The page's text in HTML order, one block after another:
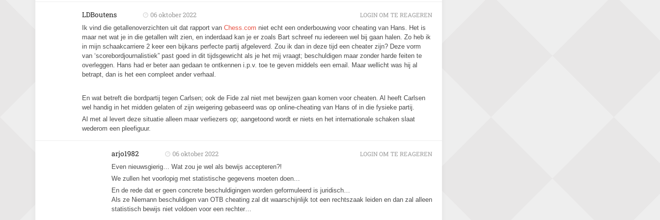
LDBoutens 06 oktober 2022
Ik vind die getallenoverzichten uit dat rapport van Chess.com niet echt een onderbouwing voor cheating van Hans. Het is
maar net wat je in die getallen wilt zien, en inderdaad kan je er zoals Bart schreef nu iedereen wel bij gaan halen. Zo heb ik
in mijn schaakcarriere 2 keer een bijkans perfecte partij afgeleverd. Zou ik dan in deze tijd een cheater zijn? Deze vorm
van ‘scorebordjournalistiek” past goed in dit tijdsgewricht als je het mij vraagt; beschuldigen maar zonder harde feiten te
overleggen. Hans had er beter aan gedaan te ontkennen i.p.v. toe te geven middels een email. Maar wellicht was hij al
betrapt, dan is het een compleet ander verhaal.
En wat betreft die bordpartij tegen Carlsen; ook de Fide zal niet met bewijzen gaan komen voor cheaten. Al heeft Carlsen
wel handig in het midden gelaten of zijn weigering gebaseerd was op online-cheating van Hans of in die fysieke partij.
Al met al levert deze situatie alleen maar verliezers op; aangetoond wordt er niets en het internationale schaken slaat
wederom een pleefiguur.
LOGIN OM TE REAGEREN
arjo1982 06 oktober 2022
Even nieuwsgierig… Wat zou je wel als bewijs accepteren?!
We zullen het voorlopig met statistische gegevens moeten doen…
En de rede dat er geen concrete beschuldigingen worden geformuleerd is juridisch…
Als ze Niemann beschuldigen van OTB cheating zal dit waarschijnlijk tot een rechtszaak leiden en dan zal alleen
statistisch bewijs niet voldoen voor een rechter…
LOGIN OM TE REAGEREN